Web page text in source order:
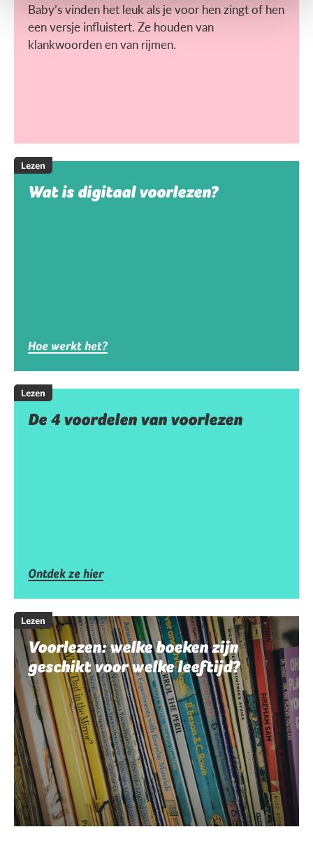
Baby’s vinden het leuk als je voor hen zingt of hen
een versje influistert. Ze houden van
klankwoorden en van rijmen.
Lezen
Wat is digitaal voorlezen?
Hoe werkt het?
Lezen
De 4 voordelen van voorlezen
Ontdek ze hier
Lezen
Voorlezen: welke boeken zijn
geschikt voor welke leeftijd?